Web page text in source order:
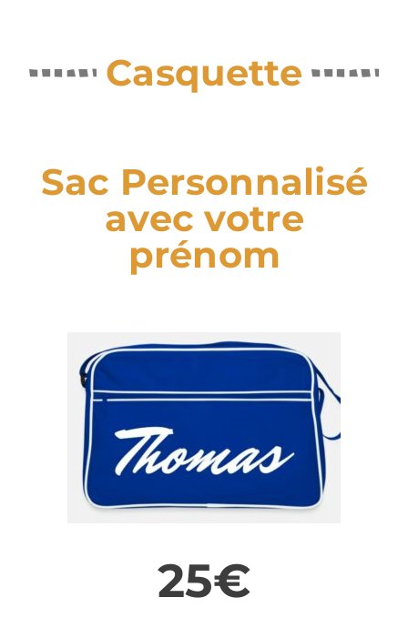
Casquette
Sac Personnalisé
avec votre
prénom
25€